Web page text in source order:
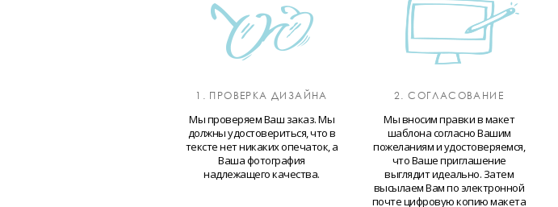
1. ПРОВЕРКА ДИЗАЙНА
Мы проверяем Ваш заказ. Мы
должны удостовериться, что в
тексте нет никаких опечаток, а
Ваша фотография
надлежащего качества.
2. СОГЛАСОВАНИЕ
Мы вносим правки в макет
шаблона согласно Вашим
пожеланиям и удостоверяемся,
что Ваше приглашение
выглядит идеально. Затем
высылаем Вам по электронной
почте цифровую копию макета